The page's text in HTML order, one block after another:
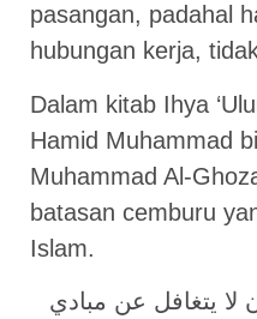
pasangan, padahal
hubungan kerja,
Dalam kitab Ihya
Hamid Muhammad
Muhammad Al-
batasan cemburu
Islam.
لا يتغافل عن مبادي